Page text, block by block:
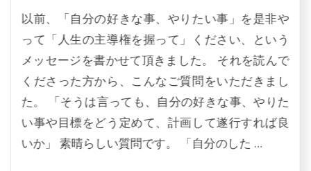
以前、「自分の好きな事、やりたい事」を是非や
って「人生の主導権を握って」ください、という
メッセージを書かせて頂きました。 それを読んで
くださった方から、こんなご質問をいただきまし
た。 「そうは言っても、自分の好きな事、やりた
い事や目標をどう定めて、計画して遂行すれば良
いか」 素晴らしい質問です。 「自分のした ...